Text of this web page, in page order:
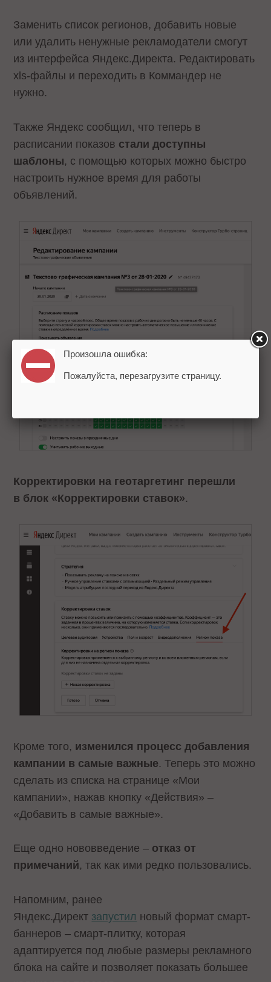
Заменить список регионов, добавить новые
или удалить ненужные рекламодатели смогут
из интерфейса Яндекс.Директа. Редактировать
xls-файлы и переходить в Коммандер не
нужно.
Также Яндекс сообщил, что теперь в
расписании показов стали доступны
шаблоны, с помощью которых можно быстро
настроить нужное время для работы
объявлений.
Корректировки на геотаргетинг перешли
в блок «Корректировки ставок».
Кроме того, изменился процесс добавления
кампании в самые важные. Теперь это можно
сделать из списка на странице «Мои
кампании», нажав кнопку «Действия» –
«Добавить в самые важные».
Еще одно нововведение – отказ от
примечаний, так как ими редко пользовались.
Напомним, ранее
Яндекс.Директ запустил новый формат смарт-
баннеров – смарт-плитку, которая
адаптируется под любые размеры рекламного
блока на сайте и позволяет показать большее
Произошла ошибка:
Пожалуйста, перезагрузите страницу.